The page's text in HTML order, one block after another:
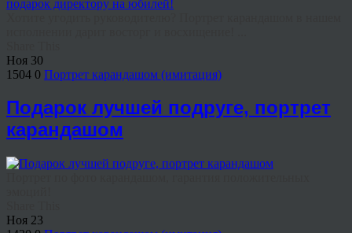
Ноя 30
1504 0 Портрет карандашом (имитация)
Подарок лучшей подруге, портрет
карандашом
Ноя 23